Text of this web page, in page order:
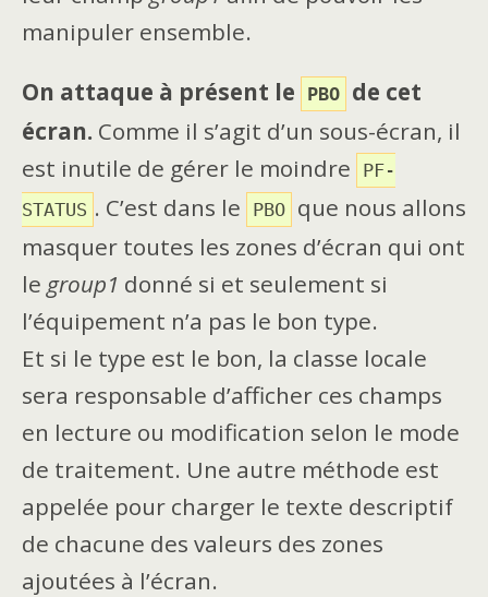
manipuler ensemble.
On attaque à présent le
PBO de cet
écran. Comme il s’agit d’un sous-écran, il
est inutile de gérer le moindre
PF-
STATUS . C’est dans le PBO que nous allons
masquer toutes les zones d’écran qui ont
le group1 donné si et seulement si
l’équipement n’a pas le bon type.
Et si le type est le bon, la classe locale
sera responsable d’afficher ces champs
en lecture ou modification selon le mode
de traitement. Une autre méthode est
appelée pour charger le texte descriptif
de chacune des valeurs des zones
ajoutées à l’écran.